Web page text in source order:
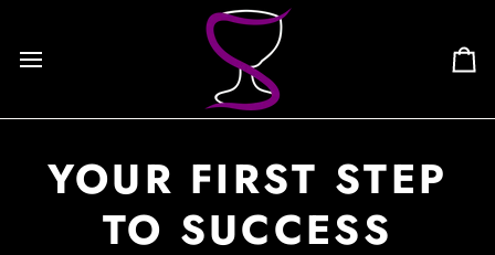
content
YOUR FIRST STEP
TO SUCCESS